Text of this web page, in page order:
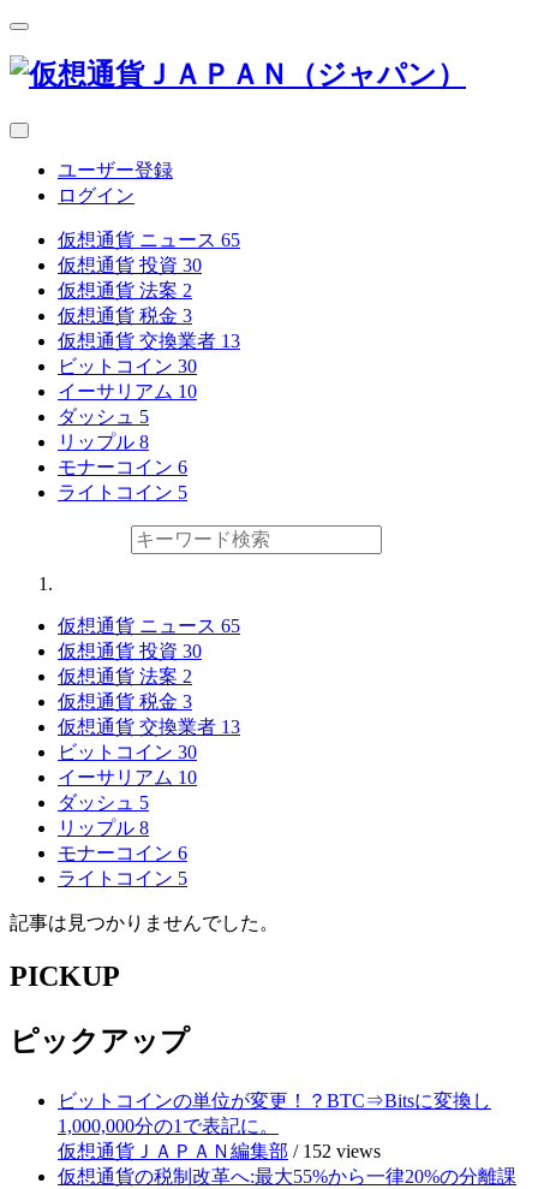
ユーザー登録
ログイン
仮想通貨 ニュース 65
仮想通貨 投資 30
仮想通貨 法案 2
仮想通貨 税金 3
仮想通貨 交換業者 13
ビットコイン 30
イーサリアム 10
ダッシュ 5
リップル 8
モナーコイン 6
ライトコイン 5
仮想通貨 ニュース 65
仮想通貨 投資 30
仮想通貨 法案 2
仮想通貨 税金 3
仮想通貨 交換業者 13
ビットコイン 30
イーサリアム 10
ダッシュ 5
リップル 8
モナーコイン 6
ライトコイン 5
記事は見つかりませんでした。
PICKUP
ピックアップ
ビットコインの単位が変更！？BTC⇒Bitsに変換し
1,000,000分の1で表記に。
仮想通貨ＪＡＰＡＮ編集部 / 152 views
仮想通貨の税制改革へ:最大55%から一律20%の分離課